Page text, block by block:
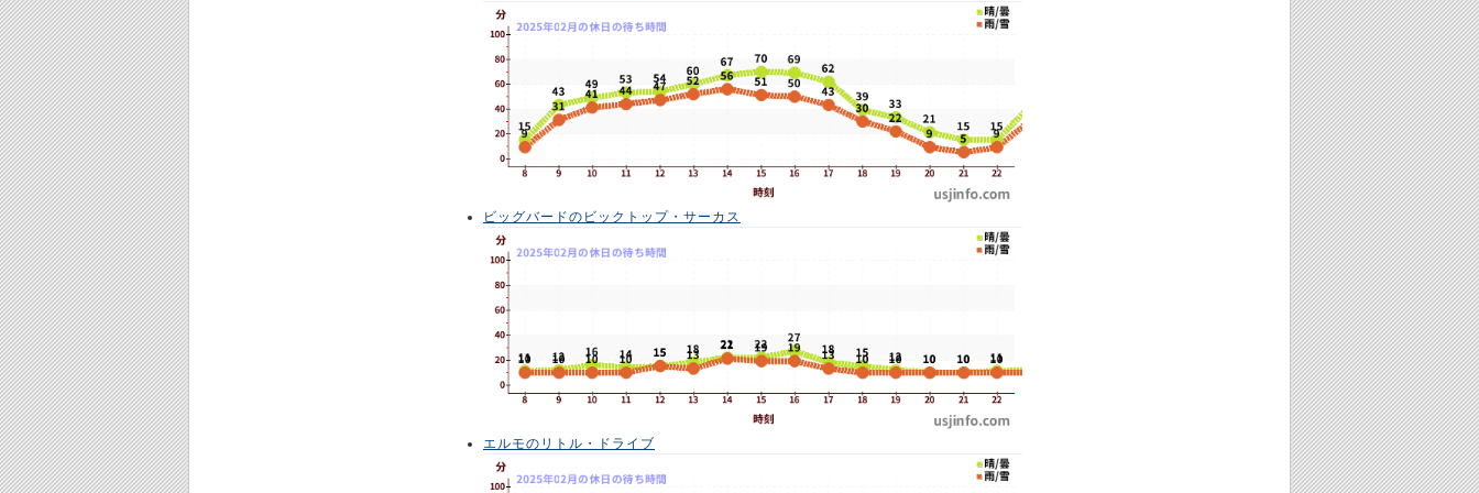
ビッグバードのビックトップ・サーカス
エルモのリトル・ドライブ